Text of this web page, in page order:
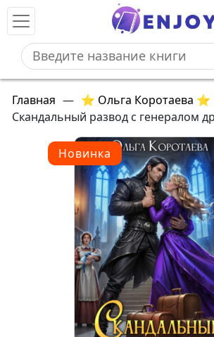
Главная — ⭐ Ольга Коротаева ⭐
Скандальный развод с генералом
Новинка